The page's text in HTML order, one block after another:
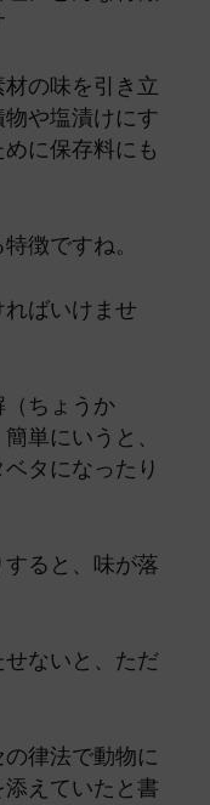
の味を引き立
や塩漬けにす
に保存料にも
徴ですね。
ればいけませ
ちょうか
単にいうと、
タになったり
ると、味が落
ないと、ただ
律法で動物に
えていたと書